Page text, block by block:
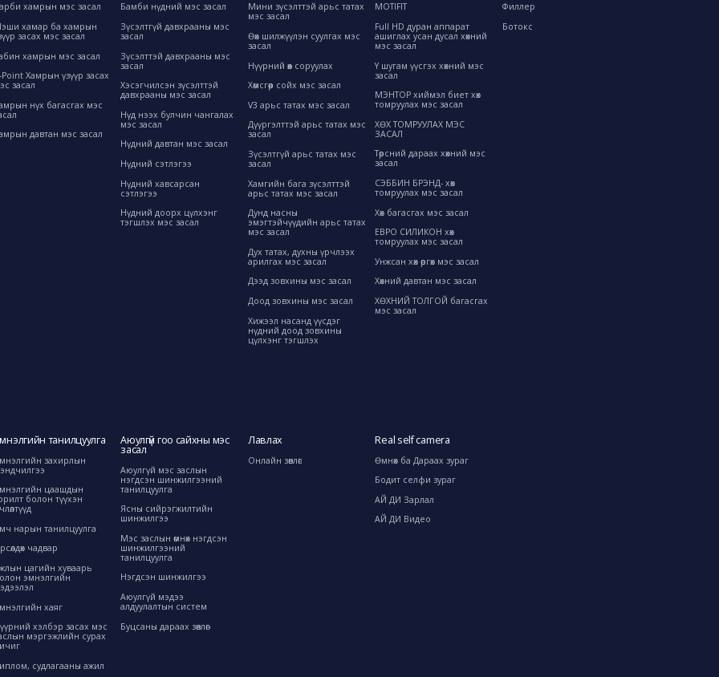
хамрын мэс засал
хамар ба хамрын
засах мэс засал
хамрын мэс засал
Point Хамрын үзүүр засах
засал
нүх багасгах мэс
давтан мэс засал
Бамби нүдний мэс засал
Зүсэлтгүй давхрааны мэс
засал
Зүсэлттэй давхрааны мэс
засал
Хэсэгчилсэн зүсэлттэй
давхрааны мэс засал
Нүд нээх булчин чангалах
мэс засал
Нүдний давтан мэс засал
Нүдний сэтлэгээ
Нүдний хавсарсан
сэтлэгээ
Нүдний доорх цүлхэнг
тэгшлэх мэс засал
Мини зүсэлттэй арьс татах
мэс засал
Өөх шилжүүлэн суулгах мэс
засал
Нүүрний өөх соруулах
Хөмсгөөр сойх мэс засал
V3 арьс татах мэс засал
Дүүргэлттэй арьс татах мэс
засал
Зүсэлтгүй арьс татах мэс
засал
Хамгийн бага зүсэлттэй
арьс татах мэс засал
Дунд насны
эмэгтэйчүүдийн арьс татах
мэс засал
Дух татах, духны үрчлээх
арилгах мэс засал
Дээд зовхины мэс засал
Доод зовхины мэс засал
Хижээл насанд үүсдэг
нүдний доод зовхины
цүлхэнг тэгшлэх
MOTIFIT
Full HD дуран аппарат
ашиглах усан дусал хөхний
мэс засал
Y шугам үүсгэх хөхний мэс
засал
МЭНТОР хиймэл биет хөх
томруулах мэс засал
ХӨХ ТОМРУУЛАХ МЭС
ЗАСАЛ
Төрсний дараах хөхний мэс
засал
СЭББИН БРЭНД- хөх
томруулах мэс засал
Хөх багасгах мэс засал
ЕВРО СИЛИКОН хөх
томруулах мэс засал
Унжсан хөх өргөх мэс засал
Хөхний давтан мэс засал
ХӨХНИЙ ТОЛГОЙ багасгах
мэс засал
Филлер
Ботокс
танилцуулга
захирлын
цаашдын
болон түүхэн
нарын танилцуулга
чадвар
цагийн хуваарь
эмнэлгийн
хаяг
хэлбэр засах мэс
мэргэжлийн сурах
судлагааны ажил
Аюулгүй гоо сайхны мэс
засал
Аюулгүй мэс заслын
нэгдсэн шинжилгээний
танилцуулга
Ясны сийрэгжилтийн
шинжилгээ
Мэс заслын өмнөх нэгдсэн
шинжилгээний
танилцуулга
Нэгдсэн шинжилгээ
Аюулгүй мэдээ
алдуулалтын систем
Буцсаны дараах зөвлөгөө
Лавлах
Онлайн зөвлөгөө
Real self camera
Өмнөх ба Дараах зураг
Бодит селфи зураг
АЙ ДИ Зарлал
АЙ ДИ Видео